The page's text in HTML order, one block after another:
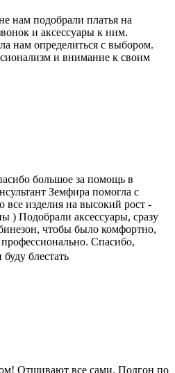
нам подобрали платья на
и аксессуары к ним.
нам определиться с выбором.
и внимание к своим
большое за помощь в
Земфира помогла с
все изделия на высокий рост -
) Подобрали аксессуары, сразу
чтобы было комфортно,
Спасибо,
блестать
Отшивают все сами. Подгон по